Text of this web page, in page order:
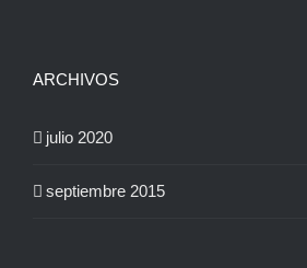
ARCHIVOS
julio 2020
septiembre 2015